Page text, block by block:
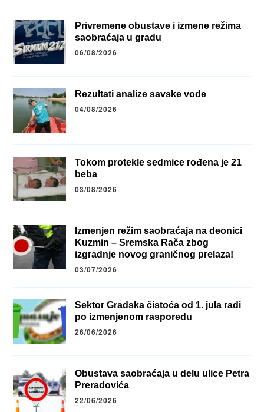
Privremene obustave i izmene režima
saobraćaja u gradu
06/08/2026
Rezultati analize savske vode
04/08/2026
Tokom protekle sedmice rođena je 21
beba
03/08/2026
Izmenjen režim saobraćaja na deonici
Kuzmin – Sremska Rača zbog
izgradnje novog graničnog prelaza!
03/07/2026
Sektor Gradska čistoća od 1. jula radi
po izmenjenom rasporedu
26/06/2026
Obustava saobraćaja u delu ulice Petra
Preradovića
22/06/2026